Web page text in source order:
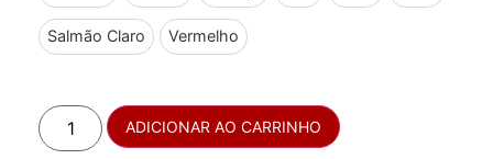
Salmão Claro Vermelho
ADICIONAR AO CARRINHO